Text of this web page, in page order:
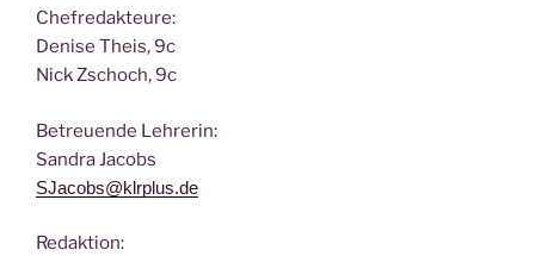
Chef­re­dak­teu­re:
Deni­se Theis, 9c
Nick Zscho­ch, 9c
Betreu­en­de Lehrerin:
San­dra Jacobs
SJacobs@klrplus.de
Redak­ti­on: